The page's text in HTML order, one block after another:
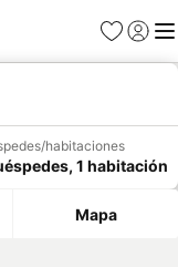
Favoritos
Iniciar
habitaciones
1 habitación
Mapa